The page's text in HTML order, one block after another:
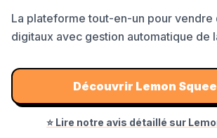
Boîte à Outils
Communiquer
Marketing
La plateforme tout-en-un pour vendre
digitaux avec gestion automatique de
Découvrir Lemon
⭐ Lire notre avis détaillé sur